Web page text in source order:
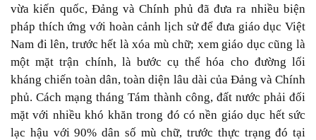
vừa kiến quốc, Đảng và Chính phủ đã đưa ra nhiều biện
pháp thích ứng với hoàn cảnh lịch sử để đưa giáo dục Việt
Nam đi lên, trước hết là xóa mù chữ; xem giáo dục cũng là
một mặt trận chính, là bước cụ thể hóa cho đường lối
kháng chiến toàn dân, toàn diện lâu dài của Đảng và Chính
phủ.Cách mạng tháng Tám thành công, đất nước phải đối
mặt với nhiều khó khăn trong đó có nền giáo dục hết sức
lạc hậu với 90% dân số mù chữ, trước thực trạng đó tại